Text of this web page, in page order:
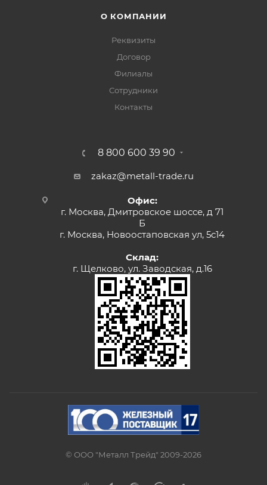
О КОМПАНИИ
Реквизиты
Договор
Филиалы
Сотрудники
Контакты
8 800 600 39 90
zakaz@metall-trade.ru
Офис:
г. Москва, Дмитровское шоссе, д 71
Б
г. Москва, Новоостаповская ул, 5с14
Склад:
г. Щелково, ул. Заводская, д.16
© ООО "Металл Трейд" 2009-2026